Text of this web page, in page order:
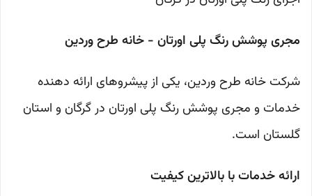
مجری پوشش رنگ پلی اورتان - خانه طرح وردین
شرکت خانه طرح وردین، یکی از پیشروهای ارائه دهنده
خدمات و مجری پوشش رنگ پلی اورتان در گرگان و استان
گلستان است.
ارائه خدمات با بالاترین کیفیت